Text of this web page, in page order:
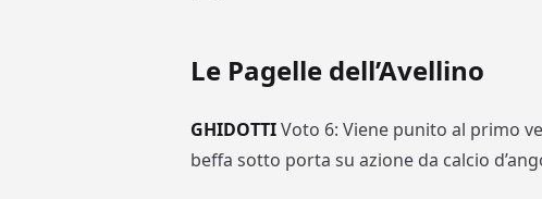
Le Pagelle dell’Avellino
GHIDOTTIVoto 6: Viene punito al primo
beffa sotto porta su azione da calcio